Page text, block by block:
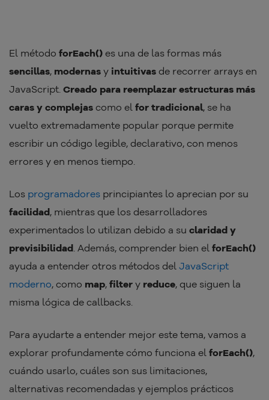
El método forEach() es una de las formas más
sencillas, modernas y intuitivas de recorrer arrays en
JavaScript. Creado para reemplazar estructuras más
caras y complejas como el for tradicional, se ha
vuelto extremadamente popular porque permite
escribir un código legible, declarativo, con menos
errores y en menos tiempo.
Los programadores principiantes lo aprecian por su
facilidad, mientras que los desarrolladores
experimentados lo utilizan debido a su claridad y
previsibilidad. Además, comprender bien el forEach()
ayuda a entender otros métodos del JavaScript
moderno, como map, filter y reduce, que siguen la
misma lógica de callbacks.
Para ayudarte a entender mejor este tema, vamos a
explorar profundamente cómo funciona el forEach(),
cuándo usarlo, cuáles son sus limitaciones,
alternativas recomendadas y ejemplos prácticos